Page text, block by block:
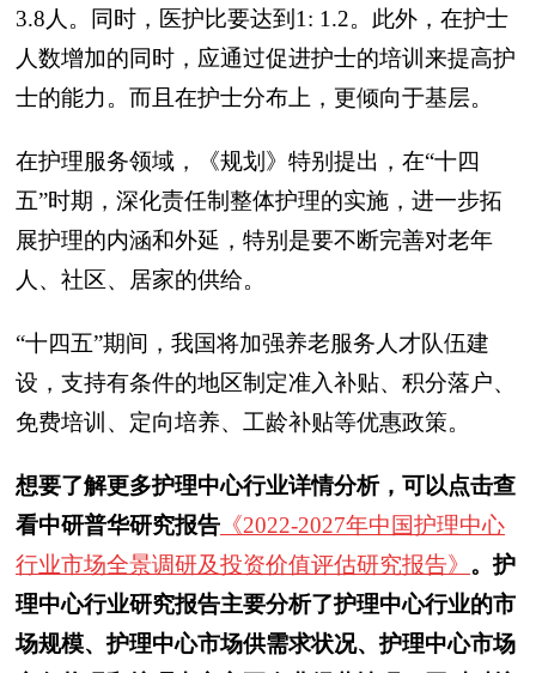
3.8人。同时，医护比要达到1: 1.2。此外，在护士
人数增加的同时，应通过促进护士的培训来提高护
士的能力。而且在护士分布上，更倾向于基层。
在护理服务领域，《规划》特别提出，在“十四
五”时期，深化责任制整体护理的实施，进一步拓
展护理的内涵和外延，特别是要不断完善对老年
人、社区、居家的供给。
“十四五”期间，我国将加强养老服务人才队伍建
设，支持有条件的地区制定准入补贴、积分落户、
免费培训、定向培养、工龄补贴等优惠政策。
想要了解更多护理中心行业详情分析，可以点击查
看中研普华研究报告 《2022-2027年中国护理中心
行业市场全景调研及投资价值评估研究报告》 。护
理中心行业研究报告主要分析了护理中心行业的市
场规模、护理中心市场供需求状况、护理中心市场